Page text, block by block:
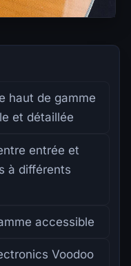
sommaire latéral.
haut de gamme
et détaillée
entrée et
à différents
accessible
Voodoo